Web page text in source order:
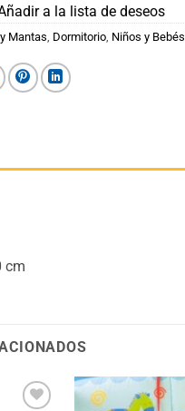
a la lista de deseos
Mantas Dormitorio Niños y Bebés
cm